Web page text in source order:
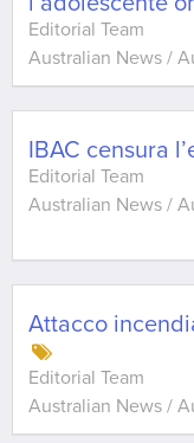
Editorial Team
Australian News /
IBAC censura
Editorial Team
Australian News /
Attacco
Editorial Team
Australian News /